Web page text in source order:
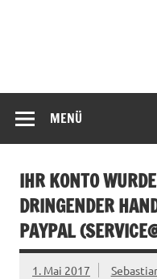
MENÜ
IHR KONTO
DRINGENDER
PAYPAL (
1. Mai 2017